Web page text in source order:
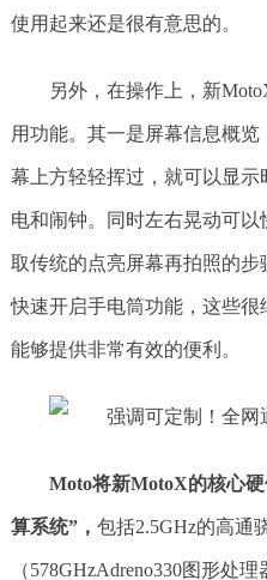
使用起来还是很有意思的。
另外，在操作上，新
用功能。其一是屏幕信息概
幕上方轻轻挥过，就可以显
电和闹钟。同时左右晃动可
取传统的点亮屏幕再拍照的
快速开启手电筒功能，这些
能够提供非常有效的便利。
Moto将新MotoX的核心
算系统”， 包括2.5GHz的高通
（578GHzAdreno330图形处